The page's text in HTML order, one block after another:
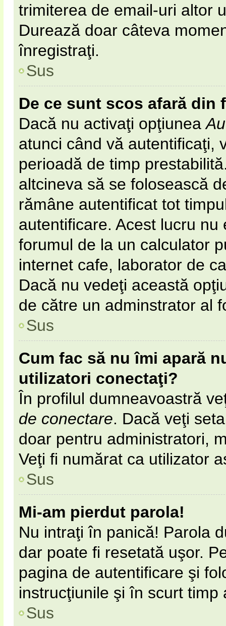
trimiterea de email-uri altor
Durează doar câteva
înregistraţi.
Sus
De ce sunt scos afară din
Dacă nu activaţi opţiunea
atunci când vă autentificaţi,
perioadă de timp
altcineva să se folosească
rămâne autentificat tot
autentificare. Acest lucru
forumul de la un calculator
internet cafe, laborator de
Dacă nu vedeţi această
de către un adminstrator al
Sus
Cum fac să nu îmi apară
utilizatori conectaţi?
În profilul dumneavoastră
de conectare. Dacă veţi
doar pentru administratori,
Veţi fi numărat ca utilizator
Sus
Mi-am pierdut parola!
Nu intraţi în panică! Parola
dar poate fi resetată uşor.
pagina de autentificare şi
instrucţiunile şi în scurt
Sus